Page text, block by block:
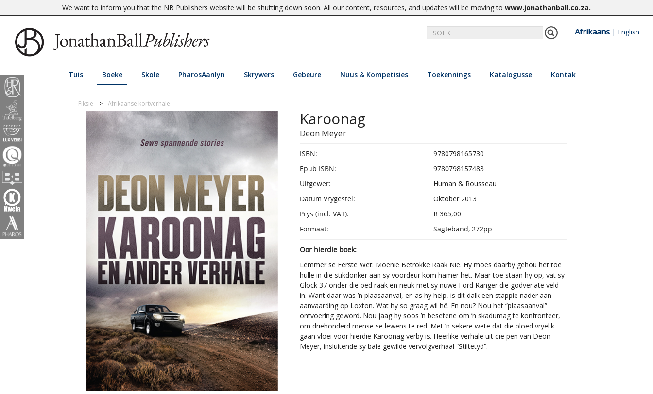
We want to inform you that the NB Publishers website will be shutting down soon. All our content, resources, and updates will be moving to www.jonathanball.co.za.
Afrikaans| English
Tuis Boeke Skole PharosAanlyn Skrywers Gebeure Nuus & Kompetisies Toekennings Katalogusse Kontak
Fiksie Afrikaanse kortverhale
Karoonag
Deon Meyer
ISBN:
9780798165730
Epub ISBN:
9780798157483
Uitgewer:
Human & Rousseau
Datum Vrygestel:
Oktober 2013
Prys (incl. VAT):
R 365,00
Formaat:
Sagteband, 272pp
Oor hierdie boek:
Lemmer se Eerste Wet: Moenie Betrokke Raak Nie. Hy moes daarby gehou het toe
hulle in die stikdonker aan sy voordeur kom hamer het. Maar toe staan hy op, vat sy
Glock 37 onder die bed raak en neuk met sy nuwe Ford Ranger die godverlate veld
in. Want daar was ’n plaasaanval, en as hy help, is dit dalk een stappie nader aan
aanvaarding op Loxton. Wat hy so graag wil hê. En nou? Nou het “plaasaanval”
ontvoering geword. Nou jaag hy soos ’n besetene om ’n skadumag te konfronteer,
om driehonderd mense se lewens te red. Met ’n sekere wete dat die bloed vryelik
gaan vloei voor hierdie Karoonag verby is. Heerlike verhale uit die pen van Deon
Meyer, insluitende sy baie gewilde vervolgverhaal “Stiltetyd”.